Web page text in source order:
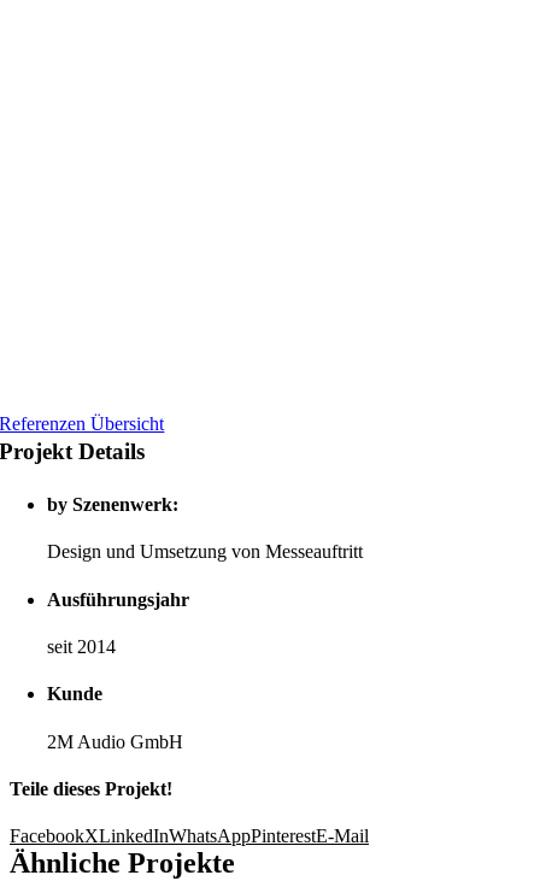
Referenzen Übersicht
Projekt Details
by Szenenwerk:
Design und Umsetzung von Messeauftritt
Ausführungsjahr
seit 2014
Kunde
2M Audio GmbH
Teile dieses Projekt!
FacebookXLinkedInWhatsAppPinterestE-Mail
Ähnliche Projekte